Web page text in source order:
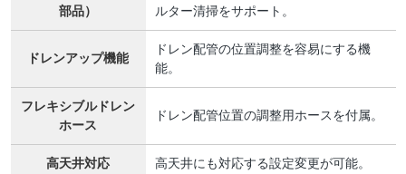
部品）
ルター清掃をサポート。
ドレンアップ機能
ドレン配管の位置調整を容易にする機
能。
フレキシブルドレン
ホース
ドレン配管位置の調整用ホースを付属。
高天井対応 高天井にも対応する設定変更が可能。